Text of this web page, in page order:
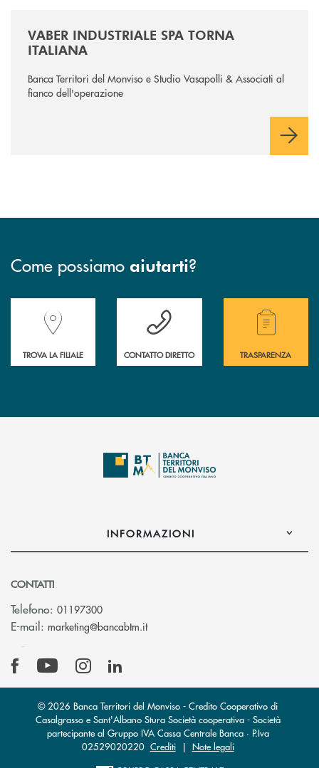
VABER INDUSTRIALE SPA TORNA
ITALIANA
Banca Territori del Monviso e Studio Vasapolli & Associati al
fianco dell'operazione
Come possiamo aiutarti?
Accedi all' elenco completo delle filiali della Banca.
TROVA LA FILIALE
Hai bisogno di assistenza immediata?
CONTATTO DIRETTO
Hai bisogno di
TRASPARENZA
INFORMAZIONI
CONTATTI
Telefono: 01197300
E-mail: marketing@bancabtm.it(si apre l’app di posta elettronica)
© 2026 Banca Territori del Monviso - Credito Cooperativo di
Casalgrasso e Sant'Albano Stura Società cooperativa - Società
partecipante al Gruppo IVA Cassa Centrale Banca · P.Iva
02529020220 Crediti| Note legali